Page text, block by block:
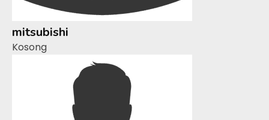
mitsubishi
Kosong